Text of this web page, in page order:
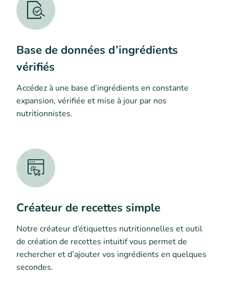
Base de données d’ingrédients
vérifiés
Accédez à une base d’ingrédients en constante
expansion, vérifiée et mise à jour par nos
nutritionnistes.
Créateur de recettes simple
Notre créateur d’étiquettes nutritionnelles et outil
de création de recettes intuitif vous permet de
rechercher et d’ajouter vos ingrédients en quelques
secondes.